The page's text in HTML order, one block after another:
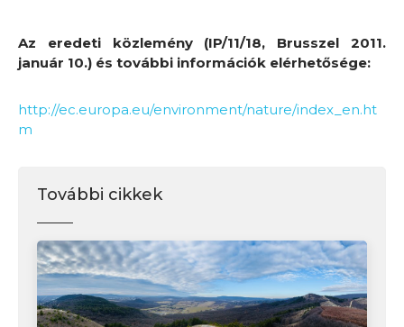
Az eredeti közlemény (IP/11/18, Brusszel 2011.
január 10.) és további információk elérhetősége:
http://ec.europa.eu/environment/nature/index_en.ht
m
További cikkek